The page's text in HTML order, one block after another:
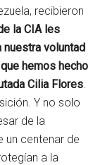
recibieron
la CIA les
voluntad
hemos hecho
Cilia Flores.
Y no solo
de la
un centenar de
a la